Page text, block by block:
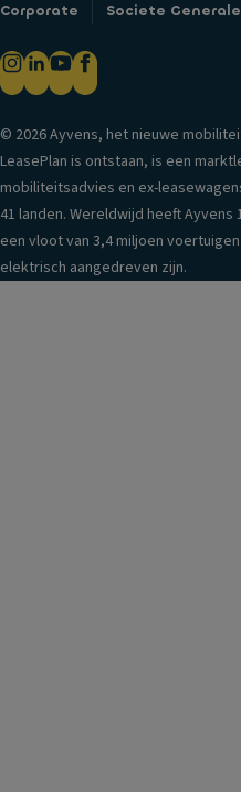
Corporate
Societe Generale
© 2026 Ayvens, het nieuwe
LeasePlan is ontstaan, is een
mobiliteitsadvies en ex-
41 landen. Wereldwijd heeft
een vloot van 3,4 miljoen
elektrisch aangedreven zijn.